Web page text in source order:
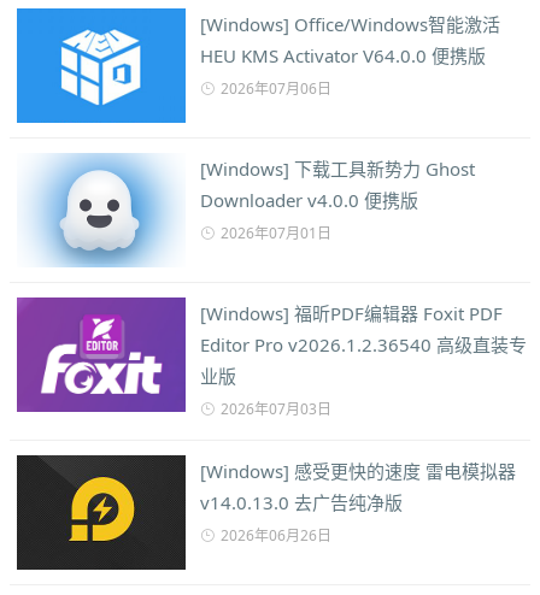
[Windows] Office/Windows智能激活
HEU KMS Activator V64.0.0 便携版
2026年07月06日
[Windows] 下载工具新势力 Ghost
Downloader v4.0.0 便携版
2026年07月01日
[Windows] 福昕PDF编辑器 Foxit PDF
Editor Pro v2026.1.2.36540 高级直装专
业版
2026年07月03日
[Windows] 感受更快的速度 雷电模拟器
v14.0.13.0 去广告纯净版
2026年06月26日